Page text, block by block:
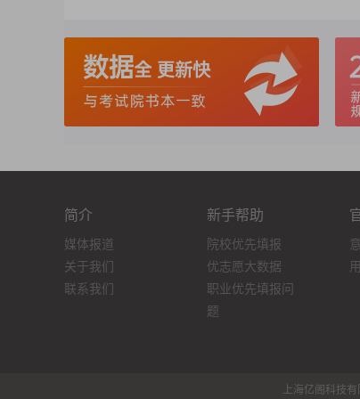
简介
媒体报道
关于我们
联系我们
新手帮助
院校优先填报
优志愿大数据
职业优先填报问
题
上海亿阁科技